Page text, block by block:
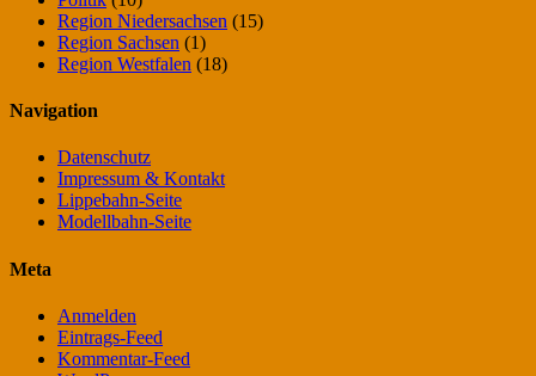
Region Niedersachsen (15)
Region Sachsen (1)
Region Westfalen (18)
Navigation
Datenschutz
Impressum & Kontakt
Lippebahn-Seite
Modellbahn-Seite
Meta
Anmelden
Eintrags-Feed
Kommentar-Feed